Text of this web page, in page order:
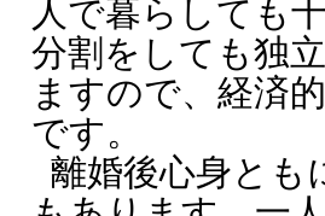
人で暮らしても
分割をしても独
ますので、経済
です。
離婚後心身とも